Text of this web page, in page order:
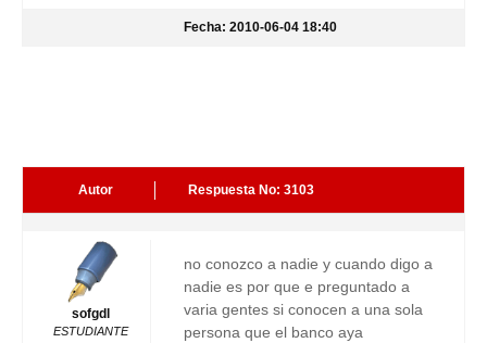
Fecha: 2010-06-04 18:40
Autor Respuesta No: 3103
sofgdl
ESTUDIANTE
no conozco a nadie y cuando digo a
nadie es por que e preguntado a
varia gentes si conocen a una sola
persona que el banco aya